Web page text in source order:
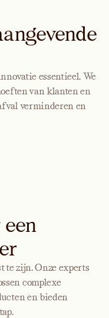
essentieel. We
van klanten en
verminderen en
een
te zijn. Onze experts
complexe
en bieden